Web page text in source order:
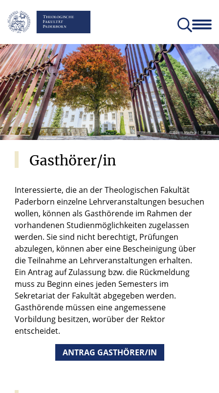
Fakultät Lehrstühle
© Besim Mazhiqi | ThF PB
Gasthörer/in
Interessierte, die an der Theologischen Fakultät
Paderborn einzelne Lehrveranstaltungen besuchen
wollen, können als Gasthörende im Rahmen der
vorhandenen Studienmöglichkeiten zugelassen
werden. Sie sind nicht berechtigt, Prüfungen
abzulegen, können aber eine Bescheinigung über
die Teilnahme an Lehrveranstaltungen erhalten.
Ein Antrag auf Zulassung bzw. die Rückmeldung
muss zu Beginn eines jeden Semesters im
Sekretariat der Fakultät abgegeben werden.
Gasthörende müssen eine angemessene
Vorbildung besitzen, worüber der Rektor
entscheidet.
ANTRAG GASTHÖRER/IN